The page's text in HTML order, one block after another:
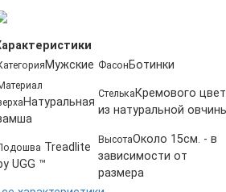
Мужские Фасон Ботинки
Натуральная
Стелька Кремового
из натуральной
Treadlite
UGG ™
ВысотаОколо 15см. - в
зависимости от
размера